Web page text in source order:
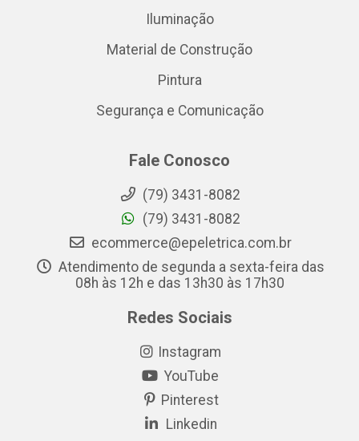
Iluminação
Material de Construção
Pintura
Segurança e Comunicação
Fale Conosco
(79) 3431-8082
(79) 3431-8082
ecommerce@epeletrica.com.br
Atendimento de segunda a sexta-feira das
08h às 12h e das 13h30 às 17h30
Redes Sociais
Instagram
YouTube
Pinterest
Linkedin